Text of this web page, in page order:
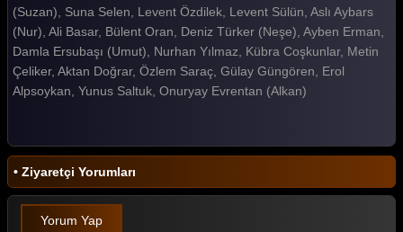
(Suzan), Suna Selen, Levent Özdilek, Levent Sülün, Aslı Aybars
(Nur), Ali Basar, Bülent Oran, Deniz Türker (Neşe), Ayben Erman,
Damla Ersubaşı (Umut), Nurhan Yılmaz, Kübra Coşkunlar, Metin
Çeliker, Aktan Doğrar, Özlem Saraç, Gülay Güngören, Erol
Alpsoykan, Yunus Saltuk, Onuryay Evrentan (Alkan)
• Ziyaretçi Yorumları
Yorum Yap